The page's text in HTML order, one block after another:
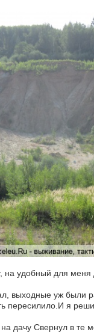
на удобный для
выходные уж были
пересилило.И я
дачу Свернул в те